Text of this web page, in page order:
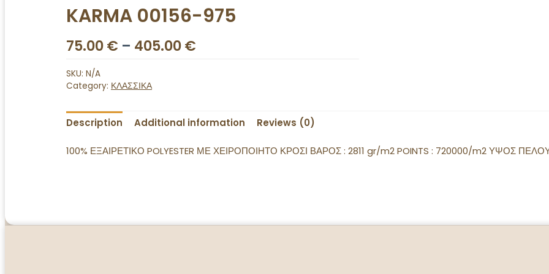
KARMA 00156-975
75.00€ – 405.00€
SKU:N/A
Category: ΚΛΑΣΣΙΚΑ
Description Additional information Reviews (0)
100% ΕΞΑΙΡΕΤΙΚΟ POLYESTER ΜΕ ΧΕΙΡΟΠΟΙΗΤΟ ΚΡΟΣΙ ΒΑΡΟΣ : 2811 gr/m2 POINTS : 720000/m2 ΥΨΟΣ